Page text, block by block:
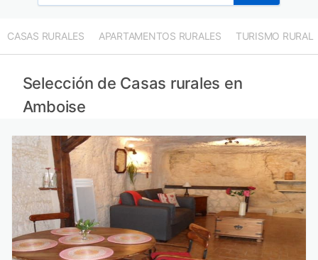
CASAS RURALES APARTAMENTOS RURALES TURISMO RURAL
Selección de Casas rurales en
Amboise